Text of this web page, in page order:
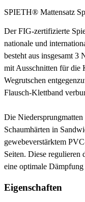
SPIETH® Mattensatz
Der FIG-zertifizierte
nationale und
besteht aus insgesamt 3
mit Ausschnitten für die
Wegrutschen
Flausch-Klettband
Die Niedersprungmatten
Schaumhärten in
gewebeverstärktem
Seiten. Diese
eine optimale
Eigenschaften